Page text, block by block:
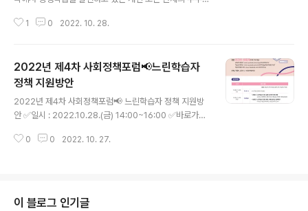
인 대한민국 평생학습대상! 그 영광의 수상자를 지금 함께
니다. #교육부 #평생학습실천 #2022대한민국평생학습
대상 #수상자 #평생학습 #우수사례 #성과공유
1 0 2022. 10. 28.
2022년 제4차 사회정책포럼📢느린학습자
정책 지원방안
2022년 제4차 사회정책포럼📢 느린학습자 정책 지원방
안 ✅일시 : 2022.10.28.(금) 14:00~16:00 ✅바로가기
OURMOETV ▶직능연 유튜브 : https://www.youtub
계 #한국직업능력연구원
0 0 2022. 10. 27.
이 블로그 인기글